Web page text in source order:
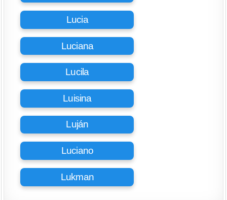
Lucia
Luciana
Lucila
Luisina
Luján
Luciano
Lukman